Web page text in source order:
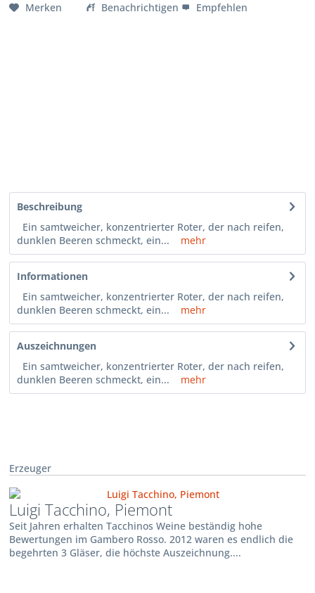
Merken
Benachrichtigen Empfehlen
Beschreibung
Ein samtweicher, konzentrierter Roter, der nach reifen,
dunklen Beeren schmeckt, ein...
mehr
Informationen
Ein samtweicher, konzentrierter Roter, der nach reifen,
dunklen Beeren schmeckt, ein...
mehr
Auszeichnungen
Ein samtweicher, konzentrierter Roter, der nach reifen,
dunklen Beeren schmeckt, ein...
mehr
Erzeuger
Luigi Tacchino, Piemont
Seit Jahren erhalten Tacchinos Weine beständig hohe
Bewertungen im Gambero Rosso. 2012 waren es endlich die
begehrten 3 Gläser, die höchste Auszeichnung....